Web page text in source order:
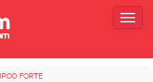
FORTE